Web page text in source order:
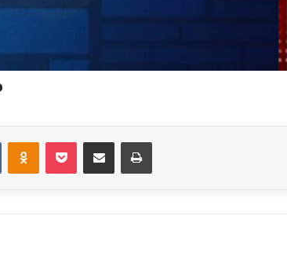
VKontakteOdnoklassniki
Pocket Share via Email Print